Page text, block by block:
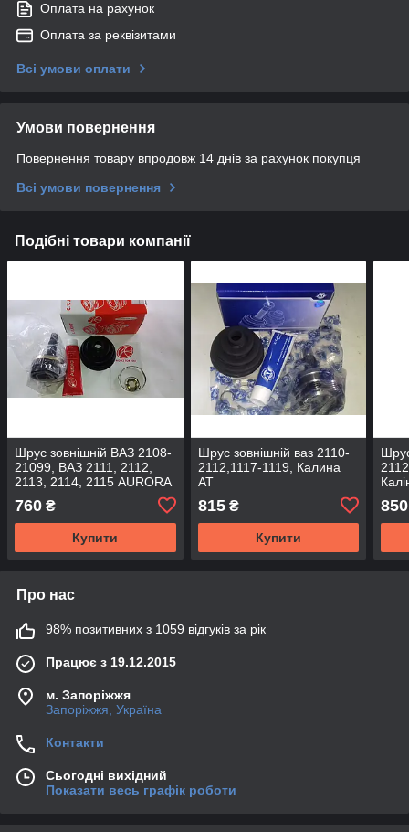
Оплата на рахунок
Оплата за реквізитами
Всі умови оплати
Умови повернення
Повернення товару впродовж 14 днів за рахунок покупця
Всі умови повернення
Подібні товари компанії
Шрус зовнішній ВАЗ 2108-
21099, ВАЗ 2111, 2112,
2113, 2114, 2115 AURORA
760 ₴
Купити
Шрус зовнішній ваз 2110-
2112,1117-1119, Калина
АТ
815₴
Купити
850
Про нас
98% позитивних з 1059 відгуків за рік
Працює з 19.12.2015
м. Запоріжжя
Запоріжжя, Україна
Контакти
Сьогодні вихідний
Показати весь графік роботи